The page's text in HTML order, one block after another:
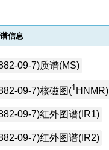
信息
09-7)质谱(MS)
09-7)核磁图(1HNMR)
09-7)红外图谱(IR1)
09-7)红外图谱(IR2)